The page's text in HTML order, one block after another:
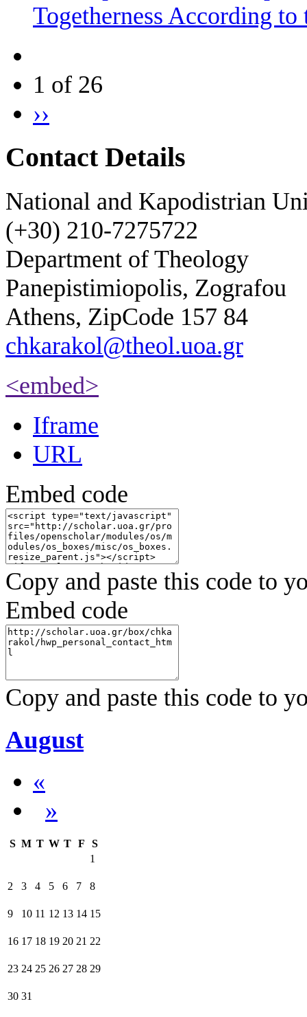
Togetherness According
1 of 26
››
Contact Details
National and Kapodistrian
(+30) 210-7275722
Department of Theology
Panepistimiopolis, Zografou
Athens, ZipCode 157 84
chkarakol@theol.uoa.gr
<embed>
Iframe
URL
Embed code
Copy and paste this code to
Embed code
Copy and paste this code to
August
«
»
S M T W T F
S
1
2 3 4 5 6 7 8
9 10 11 12 13 14 15
16 17 18 19 20 21 22
23 24 25 26 27 28 29
30 31